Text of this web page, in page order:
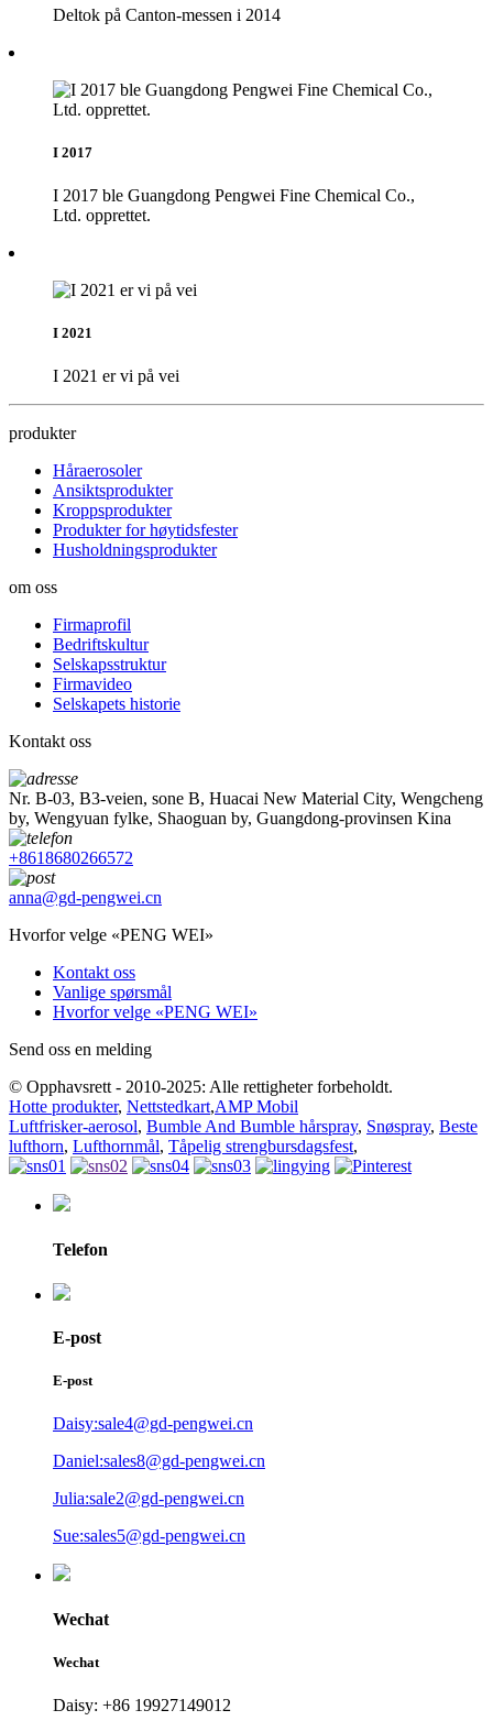
Deltok på Canton-messen i 2014
I 2017
I 2017 ble Guangdong Pengwei Fine Chemical Co.,
Ltd. opprettet.
I 2021
I 2021 er vi på vei
produkter
Håraerosoler
Ansiktsprodukter
Kroppsprodukter
Produkter for høytidsfester
Husholdningsprodukter
om oss
Firmaprofil
Bedriftskultur
Selskapsstruktur
Firmavideo
Selskapets historie
Kontakt oss
Nr. B-03, B3-veien, sone B, Huacai New Material City, Wengcheng
by, Wengyuan fylke, Shaoguan by, Guangdong-provinsen Kina
+8618680266572
anna@gd-pengwei.cn
Hvorfor velge «PENG WEI»
Kontakt oss
Vanlige spørsmål
Hvorfor velge «PENG WEI»
Send oss ​​en melding
© Opphavsrett - 2010-2025: Alle rettigheter forbeholdt.
Hotte produkter, Nettstedkart,AMP Mobil
Luftfrisker-aerosol, Bumble And Bumble hårspray, Snøspray, Beste
lufthorn, Lufthornmål, Tåpelig strengbursdagsfest,
Telefon
E-post
E-post
Daisy:sale4@gd-pengwei.cn
Daniel:sales8@gd-pengwei.cn
Julia:sale2@gd-pengwei.cn
Sue:sales5@gd-pengwei.cn
Wechat
Wechat
Daisy: +86 19927149012